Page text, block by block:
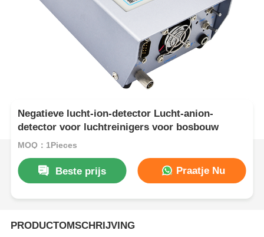
Negatieve lucht-ion-detector Lucht-anion-
detector voor luchtreinigers voor bosbouw
MOQ：1Pieces
Beste prijs Praatje Nu
PRODUCTOMSCHRIJVING